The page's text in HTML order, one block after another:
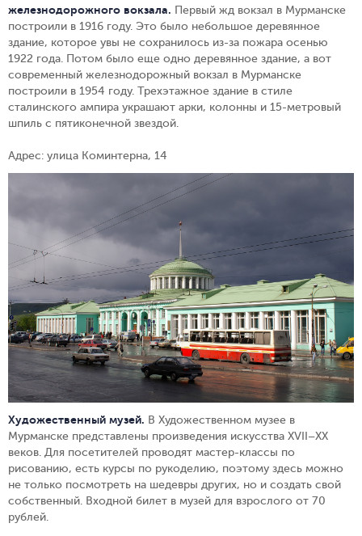
железнодорожного вокзала. Первый жд вокзал в Мурманске
построили в 1916 году. Это было небольшое деревянное
здание, которое увы не сохранилось из-за пожара осенью
1922 года. Потом было еще одно деревянное здание, а вот
современный железнодорожный вокзал в Мурманске
построили в 1954 году. Трехэтажное здание в стиле
сталинского ампира украшают арки, колонны и 15-метровый
шпиль с пятиконечной звездой.
Адрес: улица Коминтерна, 14
Художественный музей. В Художественном музее в
Мурманске представлены произведения искусства XVII–XX
веков. Для посетителей проводят мастер-классы по
рисованию, есть курсы по рукоделию, поэтому здесь можно
не только посмотреть на шедевры других, но и создать свой
собственный. Входной билет в музей для взрослого от 70
рублей.